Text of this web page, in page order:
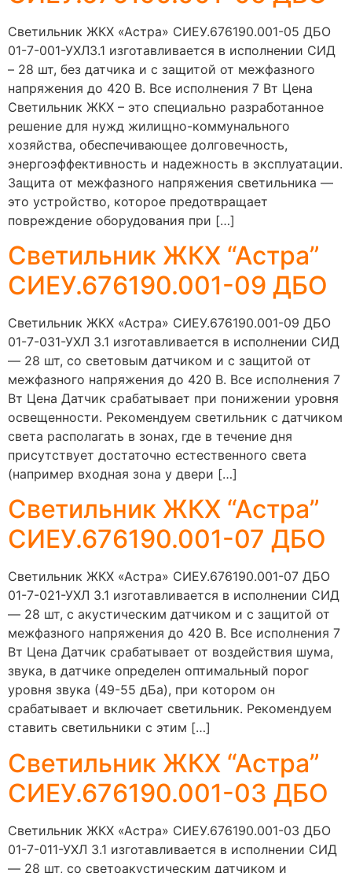
Светильник ЖКХ «Астра» СИЕУ.676190.001-05 ДБО
01-7-001-УХЛ3.1 изготавливается в исполнении СИД
– 28 шт, без датчика и с защитой от межфазного
напряжения до 420 В. Все исполнения 7 Вт Цена
Светильник ЖКХ – это специально разработанное
решение для нужд жилищно-коммунального
хозяйства, обеспечивающее долговечность,
энергоэффективность и надежность в эксплуатации.
Защита от межфазного напряжения светильника —
это устройство, которое предотвращает
повреждение оборудования при […]
Светильник ЖКХ “Астра”
СИЕУ.676190.001-09 ДБО
Светильник ЖКХ «Астра» СИЕУ.676190.001-09 ДБО
01-7-031-УХЛ 3.1 изготавливается в исполнении СИД
— 28 шт, со световым датчиком и с защитой от
межфазного напряжения до 420 В. Все исполнения 7
Вт Цена Датчик срабатывает при понижении уровня
освещенности. Рекомендуем светильник с датчиком
света располагать в зонах, где в течение дня
присутствует достаточно естественного света
(например входная зона у двери […]
Светильник ЖКХ “Астра”
СИЕУ.676190.001-07 ДБО
Светильник ЖКХ «Астра» СИЕУ.676190.001-07 ДБО
01-7-021-УХЛ 3.1 изготавливается в исполнении СИД
— 28 шт, с акустическим датчиком и с защитой от
межфазного напряжения до 420 В. Все исполнения 7
Вт Цена Датчик срабатывает от воздействия шума,
звука, в датчике определен оптимальный порог
уровня звука (49-55 дБа), при котором он
срабатывает и включает светильник. Рекомендуем
ставить светильники с этим […]
Светильник ЖКХ “Астра”
СИЕУ.676190.001-03 ДБО
Светильник ЖКХ «Астра» СИЕУ.676190.001-03 ДБО
01-7-011-УХЛ 3.1 изготавливается в исполнении СИД
— 28 шт, со светоакустическим датчиком и